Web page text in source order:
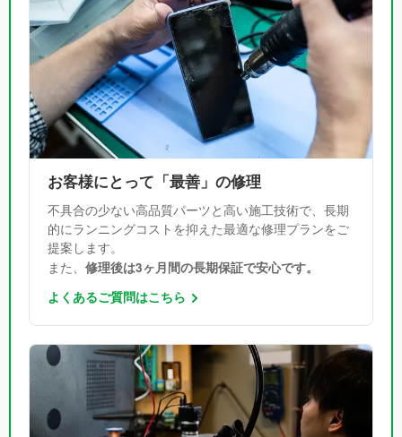
お客様にとって「最善」の修理
不具合の少ない高品質パーツと高い施工技術で、長期
的にランニングコストを抑えた最適な修理プランをご
提案します。
また、 修理後は3ヶ月間の長期保証で安心です。
よくあるご質問はこちら